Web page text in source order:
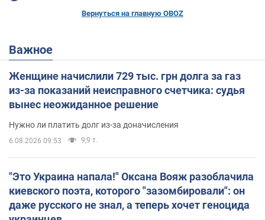
Вернуться на главную OBOZ
Важное
Женщине начислили 729 тыс. грн долга за газ
из-за показаний неисправного счетчика: судья
вынес неожиданное решение
Нужно ли платить долг из-за доначисления
6.08.2026 09:53 9,9 т.
"Это Украина напала!" Оксана Вояж разоблачила
киевского поэта, которого "зазомбировали": он
даже русского не знал, а теперь хочет геноцида